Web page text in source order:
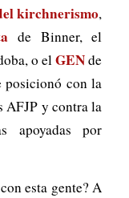
kirchnerismo,
de Binner, el
o elGENde
posicionó con la
AFJP y contra la
apoyadas por
esta gente? A